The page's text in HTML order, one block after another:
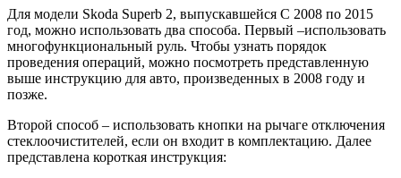
Для модели Skoda Superb 2, выпускавшейся С 2008 по 2015
год, можно использовать два способа. Первый –использовать
многофункциональный руль. Чтобы узнать порядок
проведения операций, можно посмотреть представленную
выше инструкцию для авто, произведенных в 2008 году и
позже.
Второй способ – использовать кнопки на рычаге отключения
стеклоочистителей, если он входит в комплектацию. Далее
представлена короткая инструкция: